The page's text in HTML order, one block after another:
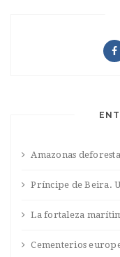
Amazonas
Príncipe de Beira.
La fortaleza
Cementerios